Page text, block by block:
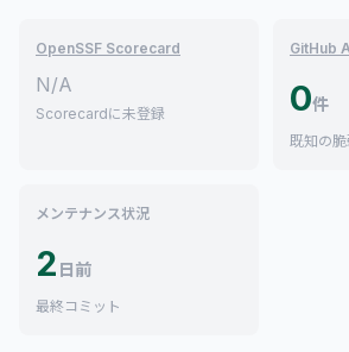
OpenSSF Scorecard
N/A
Scorecardに未登録
GitHub
0件
既知の
メンテナンス状況
2 日前
最終コミット